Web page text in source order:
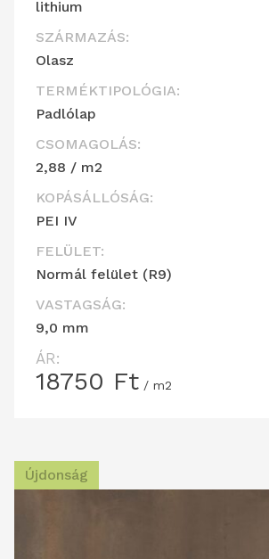
lithium
SZÁRMAZÁS:
Olasz
TERMÉKTIPOLÓGIA:
Padlólap
CSOMAGOLÁS:
2,88 / m2
KOPÁSÁLLÓSÁG:
PEI IV
FELÜLET:
Normál felület (R9)
VASTAGSÁG:
9,0 mm
ÁR:
18750 Ft / m2
Újdonság